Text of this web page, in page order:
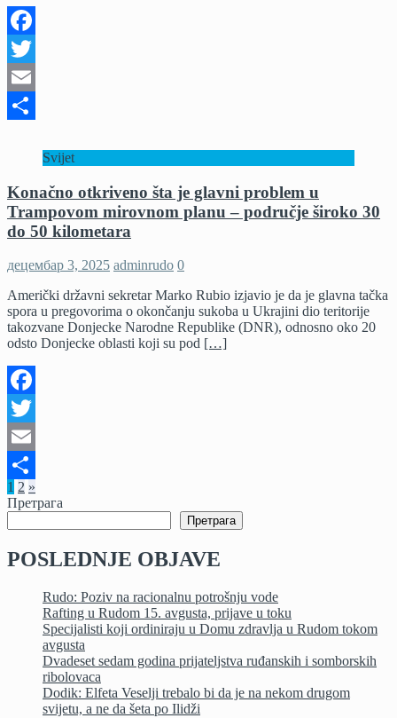
Facebook
Twitter
Email
Svijet
Konačno otkriveno šta je glavni problem u
Trampovom mirovnom planu – područje široko 30
do 50 kilometara
децембар 3, 2025 adminrudo 0
Američki državni sekretar Marko Rubio izjavio je da je glavna tačka
spora u pregovorima o okončanju sukoba u Ukrajini dio teritorije
takozvane Donjecke Narodne Republike (DNR), odnosno oko 20
odsto Donjecke oblasti koji su pod […]
Facebook
Twitter
Email
Share
Пагинација
чланака
1 2 »
Претрага
Претрага
POSLEDNJE OBJAVE
Rudo: Poziv na racionalnu potrošnju vode
Rafting u Rudom 15. avgusta, prijave u toku
Specijalisti koji ordiniraju u Domu zdravlja u Rudom tokom
avgusta
Dvadeset sedam godina prijateljstva ruđanskih i somborskih
ribolovaca
Dodik: Elfeta Veselji trebalo bi da je na nekom drugom
svijetu, a ne da šeta po Ilidži